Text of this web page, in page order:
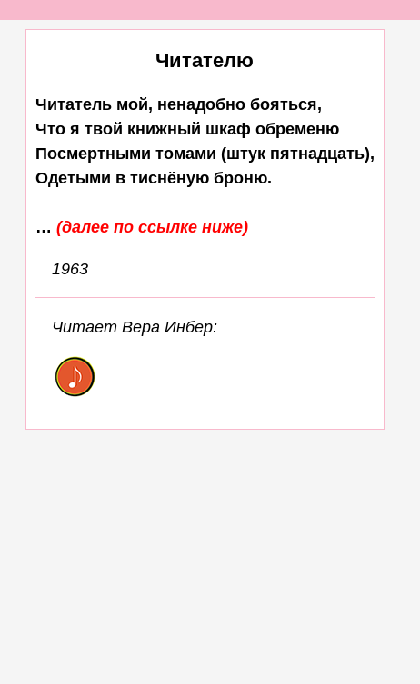
Читателю
Читатель мой, ненадобно бояться,
Что я твой книжный шкаф обременю
Посмертными томами (штук пятнадцать),
Одетыми в тиснёную броню.
… (далее по ссылке ниже)
1963
Читает Вера Инбер: